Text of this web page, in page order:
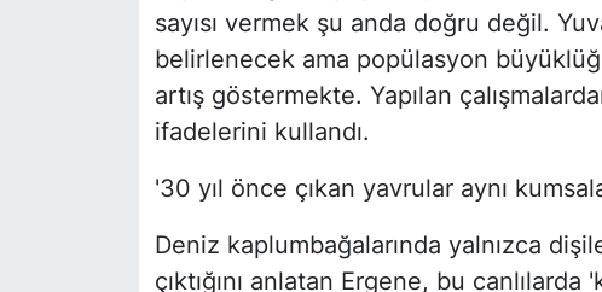
sayısı vermek şu anda doğru değil.
belirlenecek ama popülasyon
artış göstermekte. Yapılan
ifadelerini kullandı.
'30 yıl önce çıkan yavrular aynı
Deniz kaplumbağalarında yalnızca
çıktığını anlatan Ergene, bu